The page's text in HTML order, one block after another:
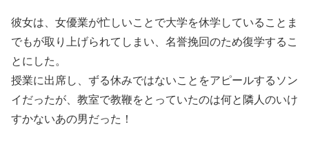
彼女は、女優業が忙しいことで大学を休学していることま
でもが取り上げられてしまい、名誉挽回のため復学するこ
とにした。
授業に出席し、ずる休みではないことをアピールするソン
イだったが、教室で教鞭をとっていたのは何と隣人のいけ
すかないあの男だった！